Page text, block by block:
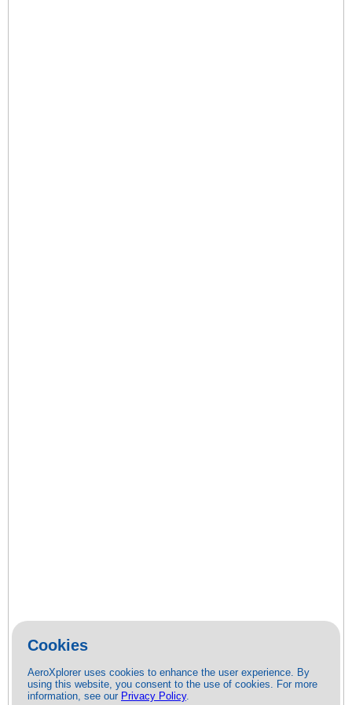
Cookies
AeroXplorer uses cookies to enhance the user experience. By
using this website, you consent to the use of cookies. For more
information, see our Privacy Policy.